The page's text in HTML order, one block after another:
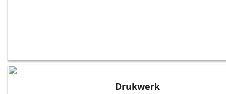
Drukwerk